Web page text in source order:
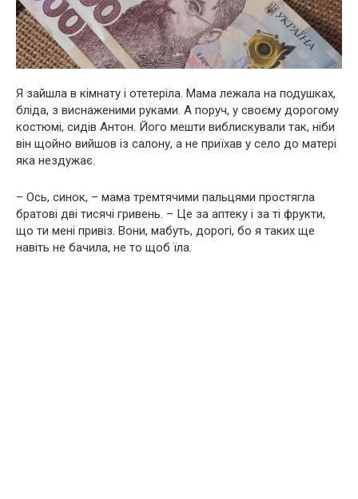
Я зайшла в кімнату і отетеріла. Мама лежала на подушках,
бліда, з виснаженими руками. А поруч, у своєму дорогому
костюмі, сидів Антон. Його мешти виблискували так, ніби
він щойно вийшов із салону, а не приїхав у село до матері
яка нездужає.
– Ось, синок, – мама тремтячими пальцями простягла
братові дві тисячі гривень. – Це за аптеку і за ті фрукти,
що ти мені привіз. Вони, мабуть, дорогі, бо я таких ще
навіть не бачила, не то щоб їла.